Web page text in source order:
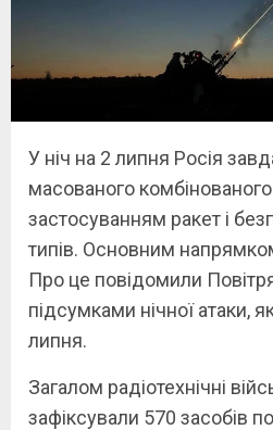
У ніч на 2 липня Росія
масованого комбінованого
застосуванням ракет і
типів. Основним
Про це повідомили
підсумками нічної атаки,
липня.
Загалом радіотехнічні
зафіксували 570 засобів